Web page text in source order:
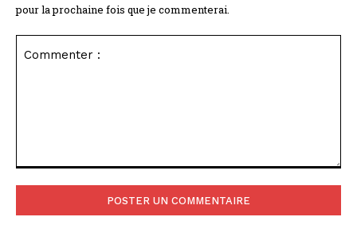
pour la prochaine fois que je commenterai.